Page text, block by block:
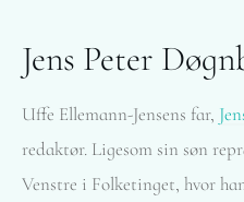
Jens Peter
Uffe Ellemann-Jensens far,
redaktør. Ligesom sin søn
Venstre i Folketinget, hvor